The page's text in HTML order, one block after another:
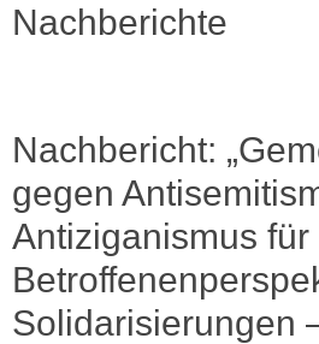
Nachberichte
Nachbericht:
gegen
Antiziganismus für
Solidarisierungen